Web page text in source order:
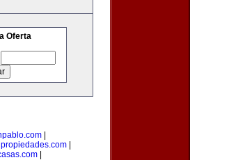
Oferta
|
|